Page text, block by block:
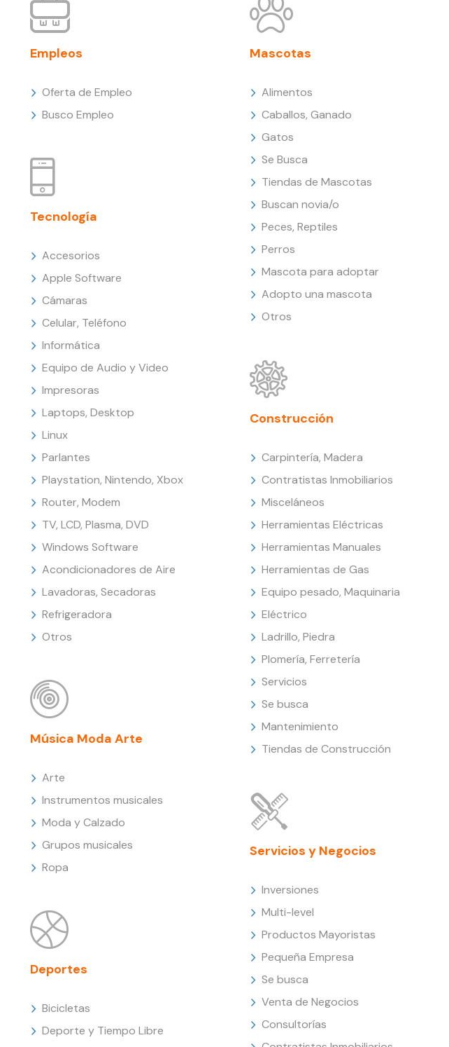
Empleos
Oferta de Empleo
Busco Empleo
Tecnología
Accesorios
Apple Software
Cámaras
Celular, Teléfono
Informática
Equipo de Audio y Video
Impresoras
Laptops, Desktop
Linux
Parlantes
Playstation, Nintendo, Xbox
Router, Modem
TV, LCD, Plasma, DVD
Windows Software
Acondicionadores de Aire
Lavadoras, Secadoras
Refrigeradora
Otros
Música Moda Arte
Arte
Instrumentos musicales
Moda y Calzado
Grupos musicales
Ropa
Deportes
Bicicletas
Deporte y Tiempo Libre
Mascotas
Alimentos
Caballos, Ganado
Gatos
Se Busca
Tiendas de Mascotas
Buscan novia/o
Peces, Reptiles
Perros
Mascota para adoptar
Adopto una mascota
Otros
Construcción
Carpintería, Madera
Contratistas Inmobiliarios
Misceláneos
Herramientas Eléctricas
Herramientas Manuales
Herramientas de Gas
Equipo pesado, Maquinaria
Eléctrico
Ladrillo, Piedra
Plomería, Ferretería
Servicios
Se busca
Mantenimiento
Tiendas de Construcción
Servicios y Negocios
Inversiones
Multi-level
Productos Mayoristas
Pequeña Empresa
Se busca
Venta de Negocios
Consultorías